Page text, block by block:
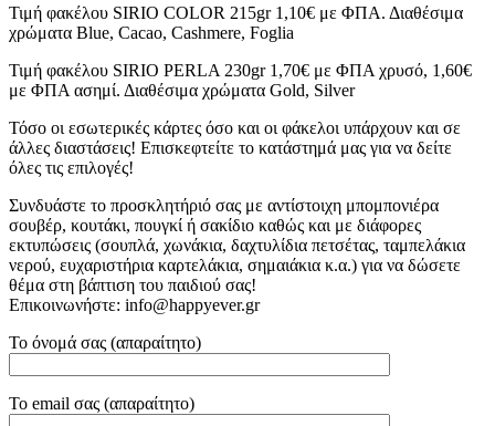
Τιμή φακέλου SIRIO COLOR 215gr 1,10€ με ΦΠΑ. Διαθέσιμα
χρώματα Blue, Cacao, Cashmere, Foglia
Τιμή φακέλου SIRIO PERLA 230gr 1,70€ με ΦΠΑ χρυσό, 1,60€
με ΦΠΑ ασημί. Διαθέσιμα χρώματα Gold, Silver
Τόσο οι εσωτερικές κάρτες όσο και οι φάκελοι υπάρχουν και σε
άλλες διαστάσεις! Επισκεφτείτε το κατάστημά μας για να δείτε
όλες τις επιλογές!
Συνδυάστε το προσκλητήριό σας με αντίστοιχη μπομπονιέρα
σουβέρ, κουτάκι, πουγκί ή σακίδιο καθώς και με διάφορες
εκτυπώσεις (σουπλά, χωνάκια, δαχτυλίδια πετσέτας, ταμπελάκια
νερού, ευχαριστήρια καρτελάκια, σημαιάκια κ.α.) για να δώσετε
θέμα στη βάπτιση του παιδιού σας!
Επικοινωνήστε: info@happyever.gr
Το όνομά σας (απαραίτητο)
Το email σας (απαραίτητο)